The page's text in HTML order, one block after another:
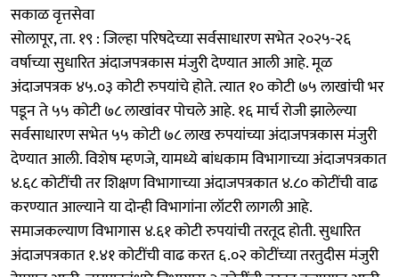
सकाळ वृत्तसेवा
सोलापूर, ता. १९ : जिल्हा परिषदेच्या सर्वसाधारण सभेत २०२५-२६
वर्षाच्या सुधारित अंदाजपत्रकास मंजुरी देण्यात आली आहे. मूळ
अंदाजपत्रक ४५.०३ कोटी रुपयांचे होते. त्यात १० कोटी ७५ लाखांची भर
पडून ते ५५ कोटी ७८ लाखांवर पोचले आहे. १६ मार्च रोजी झालेल्या
सर्वसाधारण सभेत ५५ कोटी ७८ लाख रुपयांच्या अंदाजपत्रकास मंजुरी
देण्यात आली. विशेष म्हणजे, यामध्ये बांधकाम विभागाच्या अंदाजपत्रकात
४.६८ कोटींची तर शिक्षण विभागाच्या अंदाजपत्रकात ४.८० कोटींची वाढ
करण्यात आल्याने या दोन्ही विभागांना लॉटरी लागली आहे.
समाजकल्याण विभागास ४.६१ कोटी रुपयांची तरतूद होती. सुधारित
अंदाजपत्रकात १.४१ कोटींची वाढ करत ६.०२ कोटींच्या तरतुदीस मंजुरी